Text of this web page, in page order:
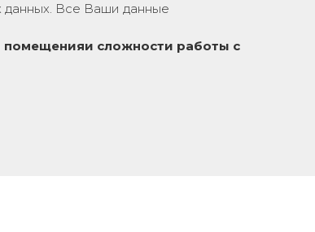
данных. Все Ваши данные
помещенияи сложности работы с